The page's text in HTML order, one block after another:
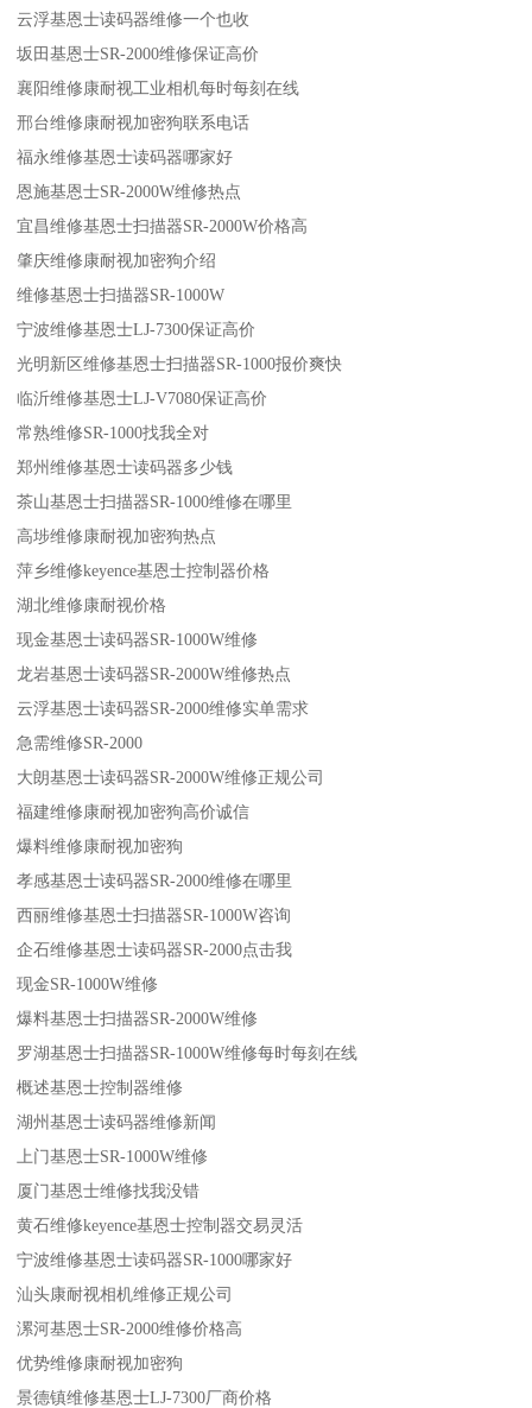
云浮基恩士读码器维修一个也收
坂田基恩士SR-2000维修保证高价
襄阳维修康耐视工业相机每时每刻在线
邢台维修康耐视加密狗联系电话
福永维修基恩士读码器哪家好
恩施基恩士SR-2000W维修热点
宜昌维修基恩士扫描器SR-2000W价格高
肇庆维修康耐视加密狗介绍
维修基恩士扫描器SR-1000W
宁波维修基恩士LJ-7300保证高价
光明新区维修基恩士扫描器SR-1000报价爽快
临沂维修基恩士LJ-V7080保证高价
常熟维修SR-1000找我全对
郑州维修基恩士读码器多少钱
茶山基恩士扫描器SR-1000维修在哪里
高埗维修康耐视加密狗热点
萍乡维修keyence基恩士控制器价格
湖北维修康耐视价格
现金基恩士读码器SR-1000W维修
龙岩基恩士读码器SR-2000W维修热点
云浮基恩士读码器SR-2000维修实单需求
急需维修SR-2000
大朗基恩士读码器SR-2000W维修正规公司
福建维修康耐视加密狗高价诚信
爆料维修康耐视加密狗
孝感基恩士读码器SR-2000维修在哪里
西丽维修基恩士扫描器SR-1000W咨询
企石维修基恩士读码器SR-2000点击我
现金SR-1000W维修
爆料基恩士扫描器SR-2000W维修
罗湖基恩士扫描器SR-1000W维修每时每刻在线
概述基恩士控制器维修
湖州基恩士读码器维修新闻
上门基恩士SR-1000W维修
厦门基恩士维修找我没错
黄石维修keyence基恩士控制器交易灵活
宁波维修基恩士读码器SR-1000哪家好
汕头康耐视相机维修正规公司
漯河基恩士SR-2000维修价格高
优势维修康耐视加密狗
景德镇维修基恩士LJ-7300厂商价格